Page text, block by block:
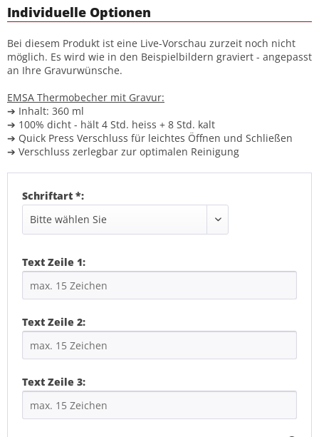
Individuelle Optionen
Bei diesem Produkt ist eine Live-Vorschau zurzeit noch nicht
möglich. Es wird wie in den Beispielbildern graviert - angepasst
an Ihre Gravurwünsche.
EMSA Thermobecher mit Gravur:
➔ Inhalt: 360 ml
➔ 100% dicht - hält 4 Std. heiss + 8 Std. kalt
➔ Quick Press Verschluss für leichtes Öffnen und Schließen
➔ Verschluss zerlegbar zur optimalen Reinigung
Schriftart *:
Text Zeile 1:
Text Zeile 2:
Text Zeile 3: